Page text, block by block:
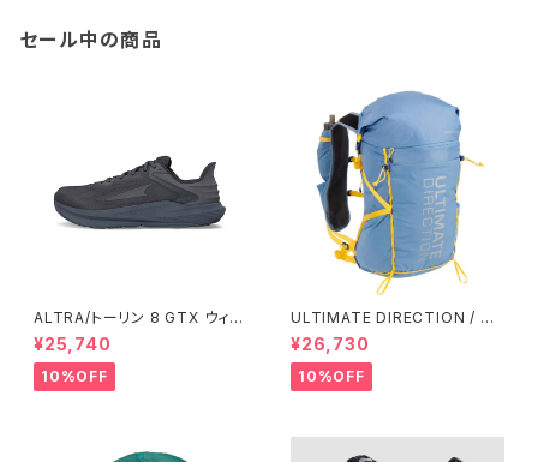
セール中の商品
ALTRA/トーリン 8 GTX ウィメ
ンズ
¥25,740
10%OFF
ULTIMATE DIRECTION / ア
ルティメット ディレクション Fas
tpack 30 Men's / Fog
¥26,730
10%OFF